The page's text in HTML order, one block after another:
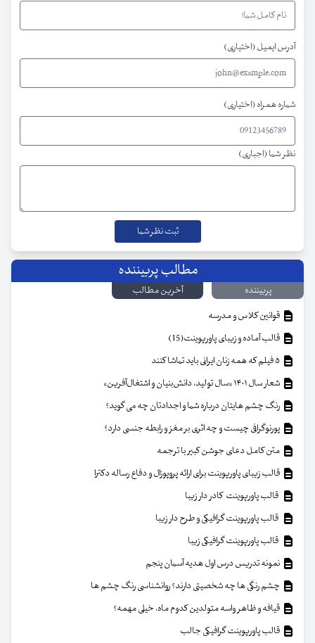
آدرس ایمیل (اختیاری)
شماره همراه (اختیاری)
نظر شما (اجباری)
مطالب پربیننده
پربیننده
آخرین مطالب
قوانین کلاس و مدرسه
قالب آماده و زیبای پاورپوینت(15)
شعار سال ۱۴۰۱ «سال تولید، دانش‌بنیان و اشتغال‌آفرین»
رنگ چشم هایتان درباره شما و اجدادتان چه می گوید؟
پورنوگرافی چیست و چه اثری بر مغز و رابطه جنسی دارد؟
متن کامل دعای جوشن کبیر با ترجمه
قالب زیبای پاورپوینت برای ارائه پروپوزال و دفاع رساله دکترا
قالب پاورپوینت کادر دار زیبا
قالب پاورپوینت گرافیکی و طرح دار زیبا
قالب پاورپوینت گرافیکی زیبا
نمونه تدریس درس اول هدیه آسمان پنجم
چشم رنگی ها چه شخصیتی دارند؟ روانشناسی رنگ چشم ها
قیافه و ظاهر واسه متولدین کدوم ماه، خیلی مهمه؟
قالب پاورپوینت گرافیکی جالب